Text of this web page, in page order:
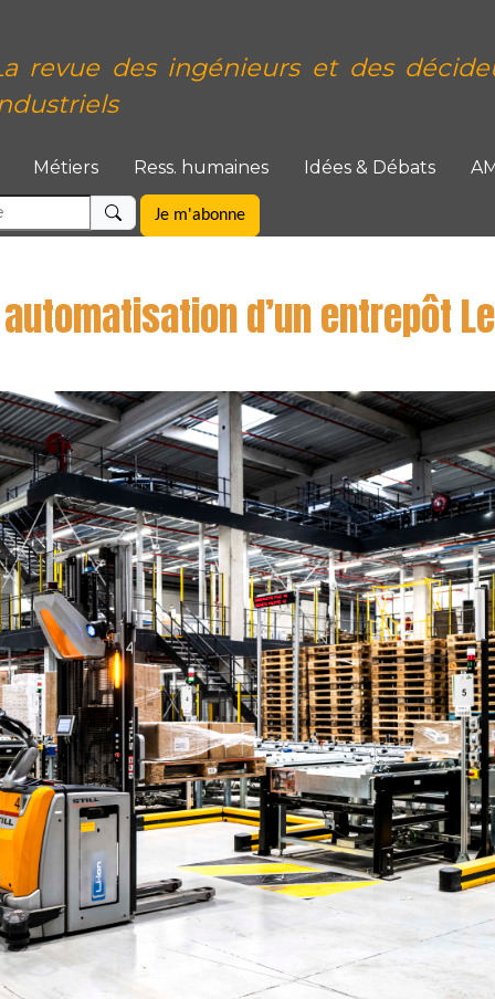
revue des ingénieurs et des
Métiers Ress. humaines Idées & Débats
Je m'abonne
d’un entrepôt